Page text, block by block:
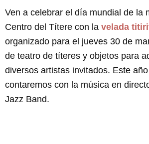
Ven a celebrar el día mundial de la
Centro del Títere con la velada
organizado para el jueves 30 de
de teatro de títeres y objetos para
diversos artistas invitados. Este
contaremos con la música en
Jazz Band.